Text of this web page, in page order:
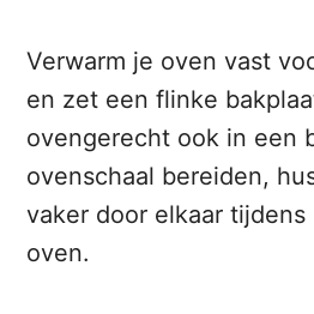
Verwarm je oven vast
en zet een flinke
ovengerecht ook in een
ovenschaal bereiden,
vaker door elkaar
oven.